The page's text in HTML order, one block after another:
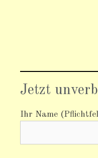
Jetzt
Ihr Name